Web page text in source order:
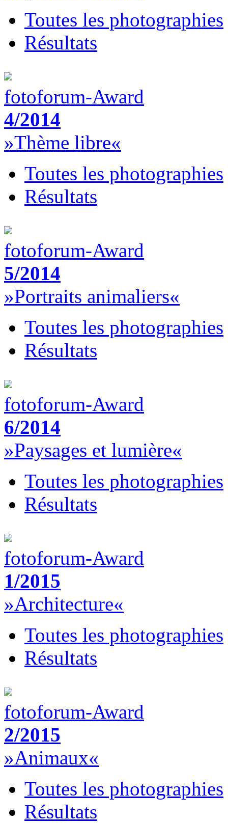
Toutes les photographies
Résultats
fotoforum-Award
4/2014
»Thème libre«
Toutes les photographies
Résultats
fotoforum-Award
5/2014
»Portraits animaliers«
Toutes les photographies
Résultats
fotoforum-Award
6/2014
»Paysages et lumière«
Toutes les photographies
Résultats
fotoforum-Award
1/2015
»Architecture«
Toutes les photographies
Résultats
fotoforum-Award
2/2015
»Animaux«
Toutes les photographies
Résultats